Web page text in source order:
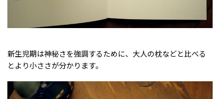
新生児期は神秘さを強調するために、大人の枕などと比べる
とより小ささが分かります。